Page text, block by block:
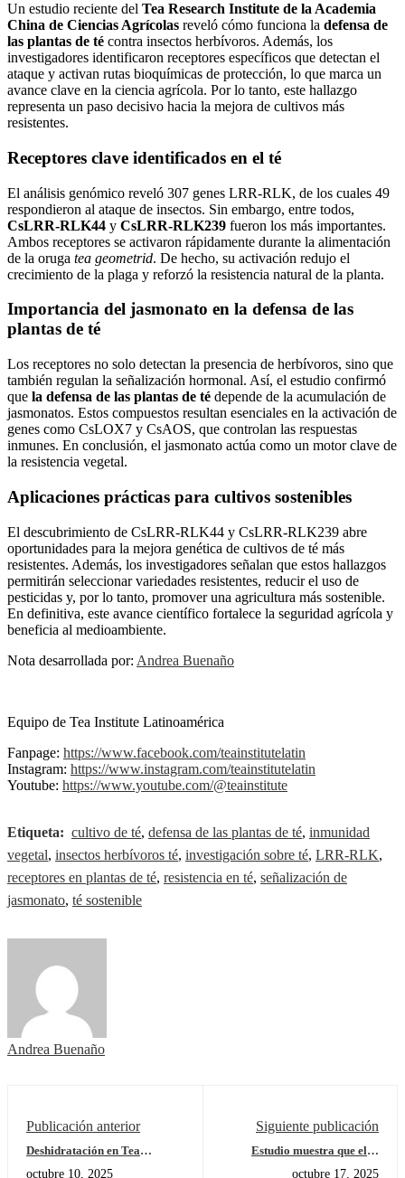
Un estudio reciente del Tea Research Institute de la Academia
China de Ciencias Agrícolas reveló cómo funciona la defensa de
las plantas de té contra insectos herbívoros. Además, los
investigadores identificaron receptores específicos que detectan el
ataque y activan rutas bioquímicas de protección, lo que marca un
avance clave en la ciencia agrícola. Por lo tanto, este hallazgo
representa un paso decisivo hacia la mejora de cultivos más
resistentes.
Receptores clave identificados en el té
El análisis genómico reveló 307 genes LRR-RLK, de los cuales 49
respondieron al ataque de insectos. Sin embargo, entre todos,
CsLRR-RLK44 y CsLRR-RLK239 fueron los más importantes.
Ambos receptores se activaron rápidamente durante la alimentación
de la oruga tea geometrid. De hecho, su activación redujo el
crecimiento de la plaga y reforzó la resistencia natural de la planta.
Importancia del jasmonato en la defensa de las
plantas de té
Los receptores no solo detectan la presencia de herbívoros, sino que
también regulan la señalización hormonal. Así, el estudio confirmó
que la defensa de las plantas de té depende de la acumulación de
jasmonatos. Estos compuestos resultan esenciales en la activación de
genes como CsLOX7 y CsAOS, que controlan las respuestas
inmunes. En conclusión, el jasmonato actúa como un motor clave de
la resistencia vegetal.
Aplicaciones prácticas para cultivos sostenibles
El descubrimiento de CsLRR-RLK44 y CsLRR-RLK239 abre
oportunidades para la mejora genética de cultivos de té más
resistentes. Además, los investigadores señalan que estos hallazgos
permitirán seleccionar variedades resistentes, reducir el uso de
pesticidas y, por lo tanto, promover una agricultura más sostenible.
En definitiva, este avance científico fortalece la seguridad agrícola y
beneficia al medioambiente.
Nota desarrollada por: Andrea Buenaño
Equipo de Tea Institute Latinoamérica
Fanpage: https://www.facebook.com/teainstitutelatin
Instagram: https://www.instagram.com/teainstitutelatin
Youtube: https://www.youtube.com/@teainstitute
Etiqueta: cultivo de té, defensa de las plantas de té, inmunidad
vegetal, insectos herbívoros té, investigación sobre té, LRR-RLK,
receptores en plantas de té, resistencia en té, señalización de
jasmonato, té sostenible
Andrea Buenaño
Publicación anterior
Deshidratación en Tea
octubre 10, 2025
Siguiente publicación
Estudio muestra que el té
octubre 17, 2025